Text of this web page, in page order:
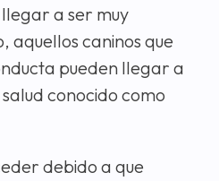
a ser muy
aquellos caninos que
pueden llegar a
conocido como
debido a que